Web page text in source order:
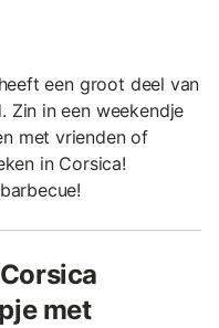
een groot deel van
Zin in een weekendje
met vrienden of
in Corsica!
met